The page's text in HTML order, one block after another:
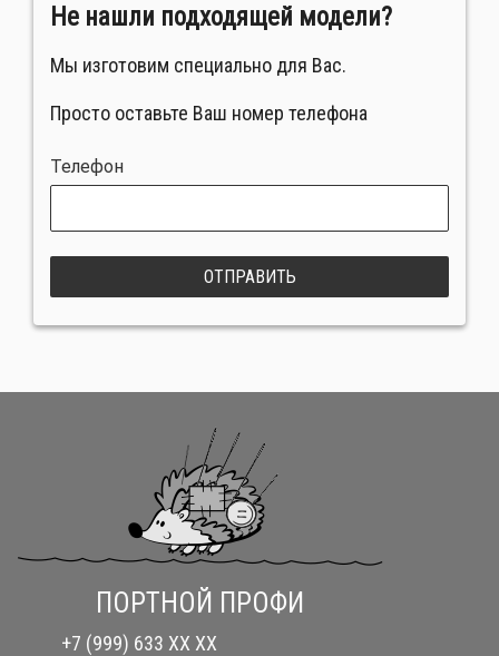
Не нашли подходящей модели?
Мы изготовим специально для Вас.
Просто оставьте Ваш номер телефона
Телефон
ОТПРАВИТЬ
ПОРТНОЙ ПРОФИ
+7 (999) 633 XX XX